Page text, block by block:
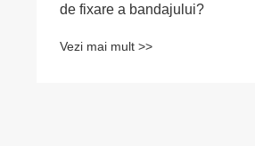
de fixare a bandajului?
Vezi mai mult >>